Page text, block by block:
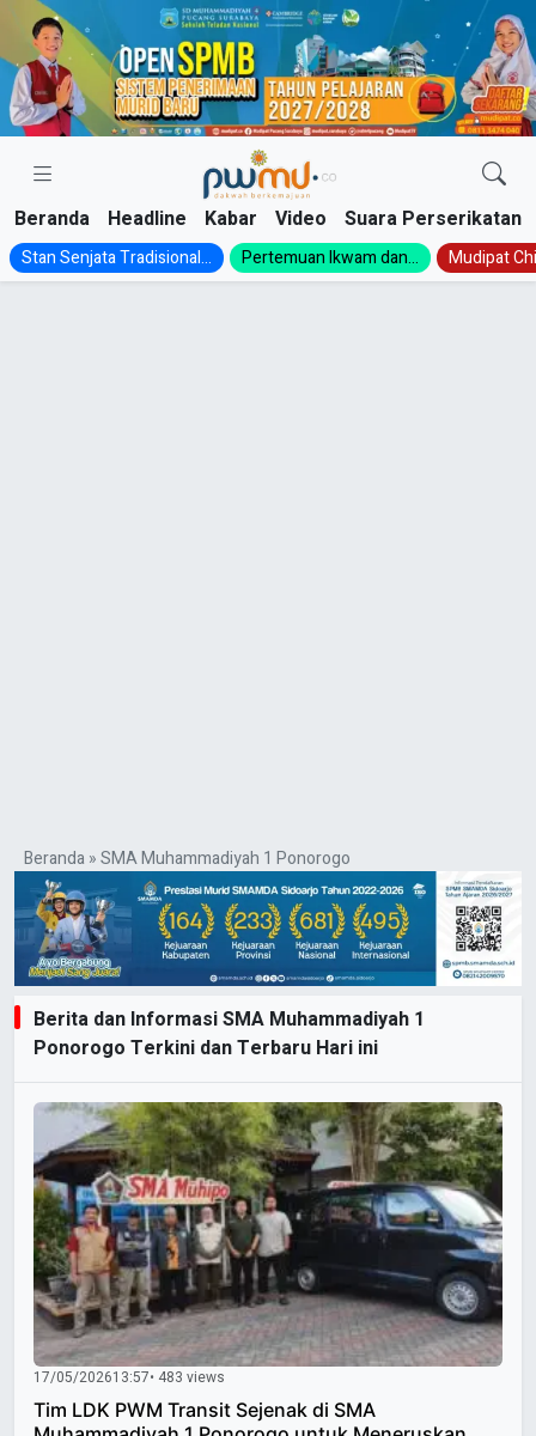
Skip
content
Beranda Headline Kabar Video Suara Perserikatan
Stan Senjata Tradisional... Pertemuan Ikwam dan... Mudipat
Beranda»SMA Muhammadiyah 1 Ponorogo
Berita dan Informasi SMA Muhammadiyah 1
Ponorogo Terkini dan Terbaru Hari ini
17/05/202613:57• 483 views
Tim LDK PWM Transit Sejenak di SMA